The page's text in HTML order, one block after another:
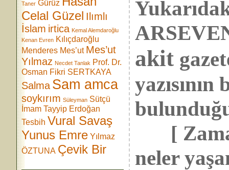
Taner Gürüz
Celal Güzel Ilımlı
İslam irtica Kemal Alemdaroğlu
Kenan Evren Kılıçdaroğlu
Menderes Mes’ut Mes’ut
Yılmaz Necdet Tanlak Prof. Dr.
Osman Fikri SERTKAYA
Salma Sam amca
soykırım Süleyman Sütçü
İmam Tayyip Erdoğan
Tesbih Vural Savaş
Yunus Emre Yılmaz
ÖZTUNA Çevik Bir
akit
yazısının
[
neler